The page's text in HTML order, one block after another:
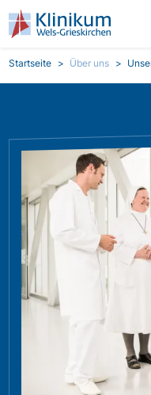
Direkt zum Inhalt
Startseite Über uns
Bild